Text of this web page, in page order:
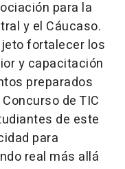
para la
y el Cáucaso.
fortalecer los
y capacitación
preparados
de TIC
de este
para
real más allá